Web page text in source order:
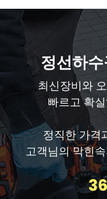
정선하
최신장비와
빠르고 확
정직한 가격
고객님의 막힌